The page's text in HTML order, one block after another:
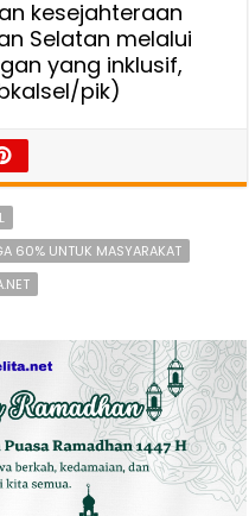
kesejahteraan
Selatan melalui
yang inklusif,
pik)
60% UNTUK MASYARAKAT